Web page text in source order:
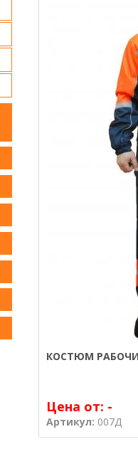
КОСТЮМ
Цена от: -
Артикул: 007Д